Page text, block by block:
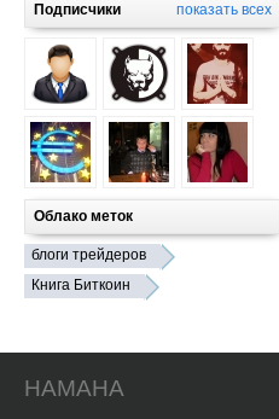
Подписчики показать всех
Облако меток
блоги трейдеров
Книга Биткоин
HAMAHA